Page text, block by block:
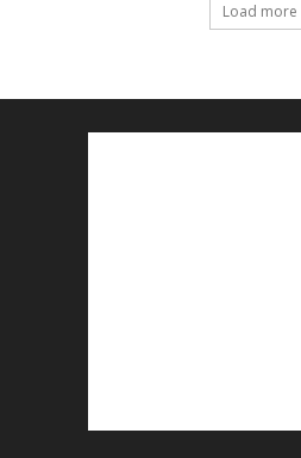
Load more